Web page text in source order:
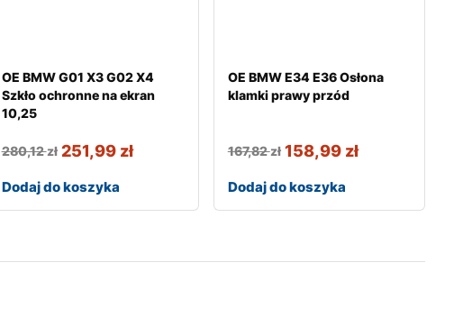
OE BMW G01 X3 G02 X4
Szkło ochronne na ekran
10,25
280,12zł 251,99 zł
Dodaj do koszyka
OE BMW E34 E36 Osłona
klamki prawy przód
167,82zł 158,99 zł
Dodaj do koszyka